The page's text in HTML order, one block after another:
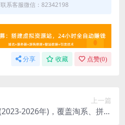
系客服微信：82342198
分享 收藏 点赞(0)
上一篇
2026年)，覆盖淘系、拼多